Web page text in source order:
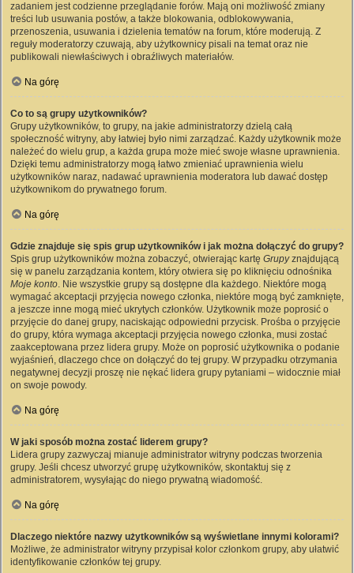
zadaniem jest codzienne przeglądanie forów. Mają oni możliwość zmiany
treści lub usuwania postów, a także blokowania, odblokowywania,
przenoszenia, usuwania i dzielenia tematów na forum, które moderują. Z
reguły moderatorzy czuwają, aby użytkownicy pisali na temat oraz nie
publikowali niewłaściwych i obraźliwych materiałów.
Na górę
Co to są grupy użytkowników?
Grupy użytkowników, to grupy, na jakie administratorzy dzielą całą
społeczność witryny, aby łatwiej było nimi zarządzać. Każdy użytkownik może
należeć do wielu grup, a każda grupa może mieć swoje własne uprawnienia.
Dzięki temu administratorzy mogą łatwo zmieniać uprawnienia wielu
użytkowników naraz, nadawać uprawnienia moderatora lub dawać dostęp
użytkownikom do prywatnego forum.
Na górę
Gdzie znajduje się spis grup użytkowników i jak można dołączyć do grupy?
Spis grup użytkowników można zobaczyć, otwierając kartę Grupyznajdującą
się w panelu zarządzania kontem, który otwiera się po kliknięciu odnośnika
Moje konto. Nie wszystkie grupy są dostępne dla każdego. Niektóre mogą
wymagać akceptacji przyjęcia nowego członka, niektóre mogą być zamknięte,
a jeszcze inne mogą mieć ukrytych członków. Użytkownik może poprosić o
przyjęcie do danej grupy, naciskając odpowiedni przycisk. Prośba o przyjęcie
do grupy, która wymaga akceptacji przyjęcia nowego członka, musi zostać
zaakceptowana przez lidera grupy. Może on poprosić użytkownika o podanie
wyjaśnień, dlaczego chce on dołączyć do tej grupy. W przypadku otrzymania
negatywnej decyzji proszę nie nękać lidera grupy pytaniami – widocznie miał
on swoje powody.
Na górę
W jaki sposób można zostać liderem grupy?
Lidera grupy zazwyczaj mianuje administrator witryny podczas tworzenia
grupy. Jeśli chcesz utworzyć grupę użytkowników, skontaktuj się z
administratorem, wysyłając do niego prywatną wiadomość.
Na górę
Dlaczego niektóre nazwy użytkowników są wyświetlane innymi kolorami?
Możliwe, że administrator witryny przypisał kolor członkom grupy, aby ułatwić
identyfikowanie członków tej grupy.